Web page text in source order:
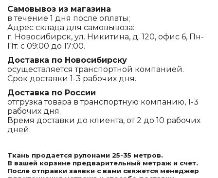
Самовывоз из магазина
в течение 1 дня после оплаты;
Адрес склада для самовывоза:
г. Новосибирск, ул. Никитина, д. 120, офис 6, Пн-
Пт: с 09:00 до 17:00.
Доставка по Новосибирску
осуществляется транспортной компанией.
Срок доставки 1-3 рабочих дня.
Доставка по России
отгрузка товара в транспортную компанию, 1-3
рабочих дня.
Время доставки до клиента, от 2 до 10 рабочих
дней.
Ткань продается рулонами 25-35 метров.
В вашей корзине предварительный метраж и счет.
После отправки заявки с вами свяжется менеджер